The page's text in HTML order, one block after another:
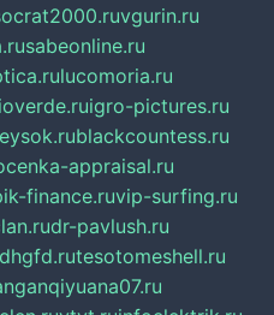
vgurin.ru
sabeonline.ru
lucomoria.ru
igro-pictures.ru
blackcountess.ru
appraisal.ru
finance.ruvip-surfing.ru
dr-pavlush.ru
dhgfd.rutesotomeshell.ru